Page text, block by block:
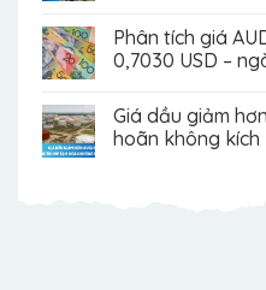
Phân tích giá
0,7030 USD –
Giá dầu giảm
hoãn không